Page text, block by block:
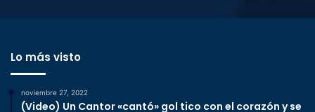
Lo más visto
noviembre 27, 2022
(Video) Un Cantor «cantó» gol tico con el corazón y se